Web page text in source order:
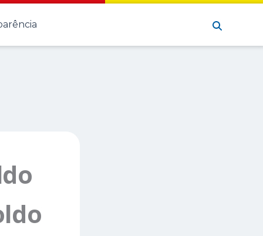
Pesquisar